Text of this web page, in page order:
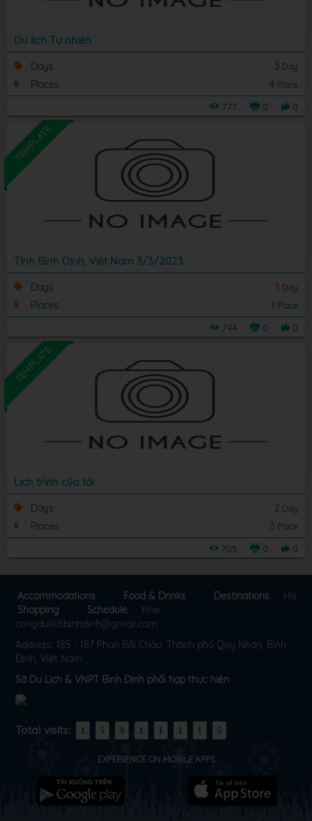
Du lịch Tự nhiên
Days 3 Day
Places 4 Place
777 0 0
TEMPLATE
Tỉnh Bình Định, Việt Nam 3/3/2023
Days 1 Day
Places 1 Place
744 0 0
TEMPLATE
Lịch trình của tôi
Days 2 Day
Places 3 Place
705 0 0
Accommodations Food & Drinks
Destinations
Shopping
Schedule
Ho
tline:
congdulichbinhdinh@gmail.com
Address: 185 - 187 Phan Bội Châu, Thành phố Quy Nhơn, Bình
Định, Việt Nam
Sở Du Lịch & VNPT Bình Định phối hợp thực hiện
Total visits: 1 5 9 1 1 1 1 5
EXPERIENCE ON MOBILE APPS